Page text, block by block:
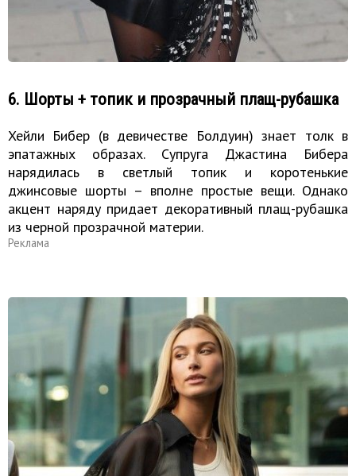
6. Шорты + топик и прозрачный плащ-рубашка
Хейли Бибер (в девичестве Болдуин) знает толк в
эпатажных образах. Супруга Джастина Бибера
нарядилась в светлый топик и коротенькие
джинсовые шорты – вполне простые вещи. Однако
акцент наряду придает декоративный плащ-рубашка
из черной прозрачной материи.
Реклама